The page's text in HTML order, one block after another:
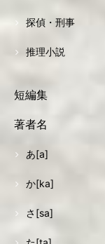
探偵・刑事
推理小説
短編集
著者名
あ[a]
か[ka]
さ[sa]